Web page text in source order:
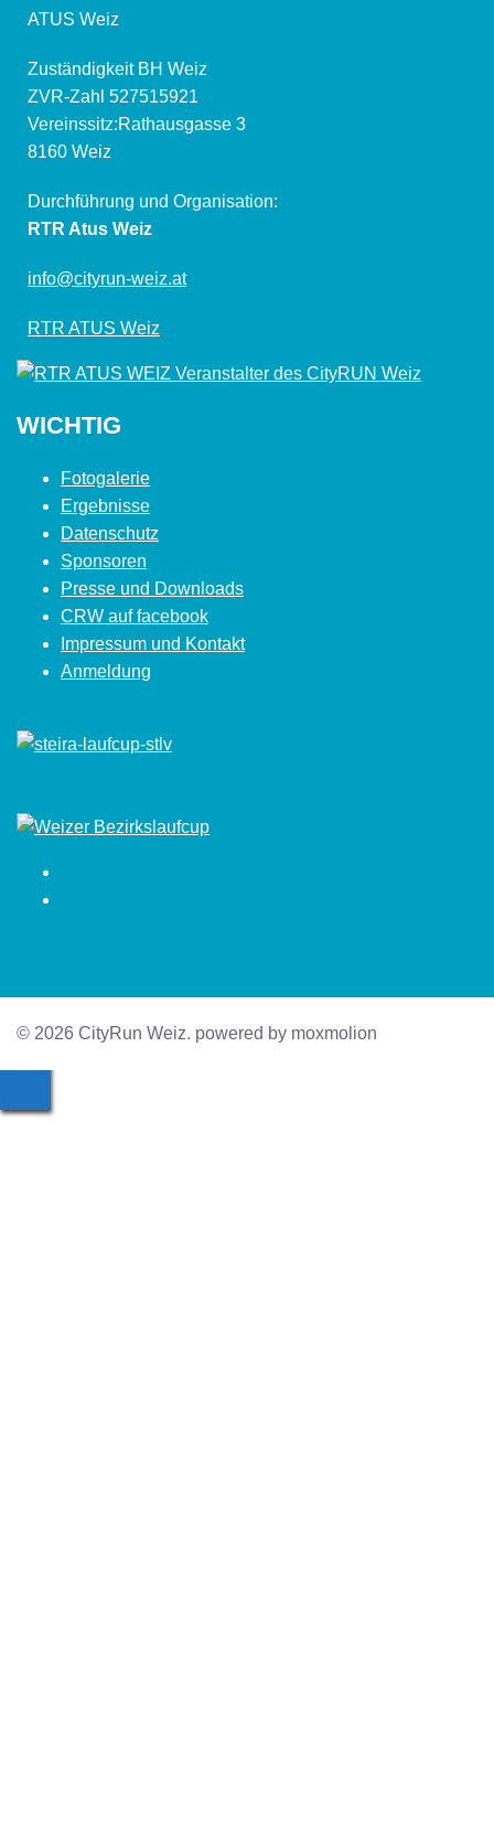
ATUS Weiz
Zuständigkeit BH Weiz
ZVR-Zahl 527515921
Vereinssitz:Rathausgasse 3
8160 Weiz
Durchführung und Organisation:
RTR Atus Weiz
info@cityrun-weiz.at
RTR ATUS Weiz
WICHTIG
Fotogalerie
Ergebnisse
Datenschutz
Sponsoren
Presse und Downloads
CRW auf facebook
Impressum und Kontakt
Anmeldung
© 2026 CityRun Weiz. powered by moxmolion